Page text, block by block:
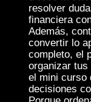
resolver
financiera
Además,
convertir lo
completo, el
organizar
el mini curso
decisiones